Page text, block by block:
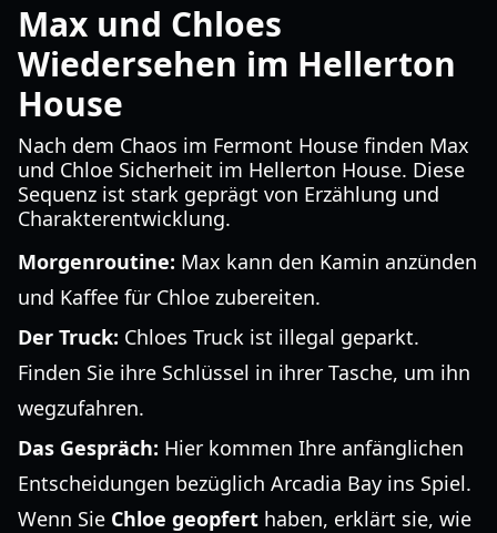
Max und Chloes
Wiedersehen im Hellerton
House
Nach dem Chaos im Fermont House finden Max
und Chloe Sicherheit im Hellerton House. Diese
Sequenz ist stark geprägt von Erzählung und
Charakterentwicklung.
Morgenroutine: Max kann den Kamin anzünden
und Kaffee für Chloe zubereiten.
Der Truck: Chloes Truck ist illegal geparkt.
Finden Sie ihre Schlüssel in ihrer Tasche, um ihn
wegzufahren.
Das Gespräch: Hier kommen Ihre anfänglichen
Entscheidungen bezüglich Arcadia Bay ins Spiel.
Wenn Sie Chloe geopfert haben, erklärt sie, wie